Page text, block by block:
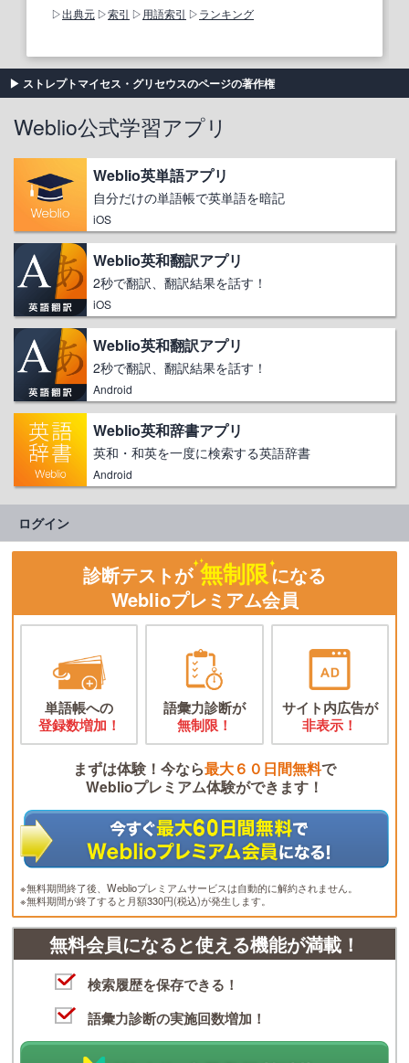
出典元 索引 用語索引 ランキング
ストレプトマイセス・グリセウスのページの著作権
Weblio公式学習アプリ
Weblio英単語アプリ
自分だけの単語帳で英単語を暗記
iOS
Weblio英和翻訳アプリ
2秒で翻訳、翻訳結果を話す！
iOS
Weblio英和翻訳アプリ
2秒で翻訳、翻訳結果を話す！
Android
Weblio英和辞書アプリ
英和・和英を一度に検索する英語辞書
Android
ログイン
診断テストが 無制限になる
Weblioプレミアム会員
単語帳への
登録数増加！
語彙力診断が
無制限！
サイト内広告が
非表示！
まずは体験！今なら最大６０日間無料で
Weblioプレミアム体験ができます！
※無料期間終了後、Weblioプレミアムサービスは自動的に解約されません。
※無料期間が終了すると月額330円(税込)が発生します。
無料会員になると使える機能が満載！
検索履歴を保存できる！
語彙力診断の実施回数増加！